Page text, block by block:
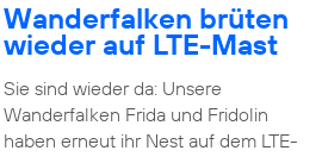
Wanderfalken brüten
wieder auf LTE-Mast
Sie sind wieder da: Unsere
Wanderfalken Frida und Fridolin
haben erneut ihr Nest auf dem LTE-